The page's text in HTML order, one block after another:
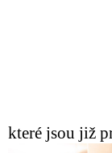
které jsou již